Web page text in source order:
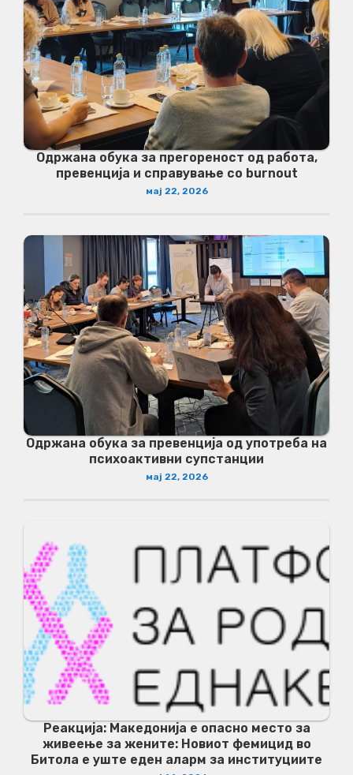
Одржана обука за прегореност од работа,
превенција и справување со burnout
мај 22, 2026
Одржана обука за превенција од употреба на
психоактивни супстанции
мај 22, 2026
Реакција: Македонија е опасно место за
живеење за жените: Новиот фемицид во
Битола е уште еден аларм за институциите